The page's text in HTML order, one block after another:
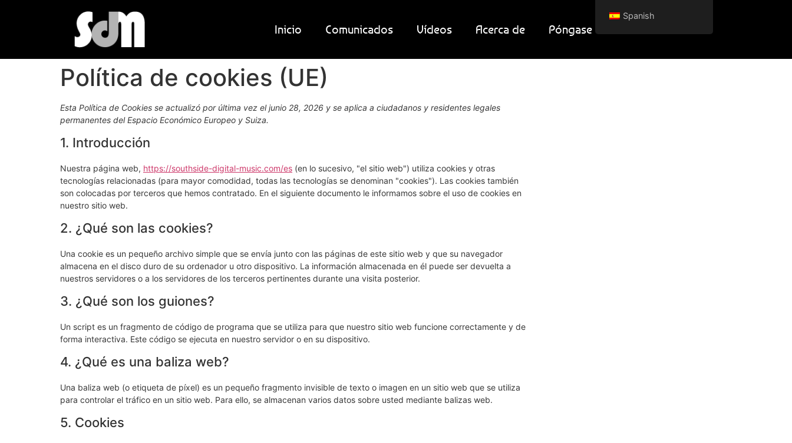
Inicio Comunicados Vídeos Acerca de Póngase en contacto con
Política de cookies (UE)
Esta Política de Cookies se actualizó por última vez el junio 28, 2026 y se aplica a ciudadanos y residentes legales
permanentes del Espacio Económico Europeo y Suiza.
1. Introducción
Nuestra página web, https://southside-digital-music.com/es (en lo sucesivo, "el sitio web") utiliza cookies y otras
tecnologías relacionadas (para mayor comodidad, todas las tecnologías se denominan "cookies"). Las cookies también
son colocadas por terceros que hemos contratado. En el siguiente documento le informamos sobre el uso de cookies en
nuestro sitio web.
2. ¿Qué son las cookies?
Una cookie es un pequeño archivo simple que se envía junto con las páginas de este sitio web y que su navegador
almacena en el disco duro de su ordenador u otro dispositivo. La información almacenada en él puede ser devuelta a
nuestros servidores o a los servidores de los terceros pertinentes durante una visita posterior.
3. ¿Qué son los guiones?
Un script es un fragmento de código de programa que se utiliza para que nuestro sitio web funcione correctamente y de
forma interactiva. Este código se ejecuta en nuestro servidor o en su dispositivo.
4. ¿Qué es una baliza web?
Una baliza web (o etiqueta de píxel) es un pequeño fragmento invisible de texto o imagen en un sitio web que se utiliza
para controlar el tráfico en un sitio web. Para ello, se almacenan varios datos sobre usted mediante balizas web.
5. Cookies
Spanish